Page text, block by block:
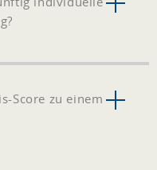
Score zu einem